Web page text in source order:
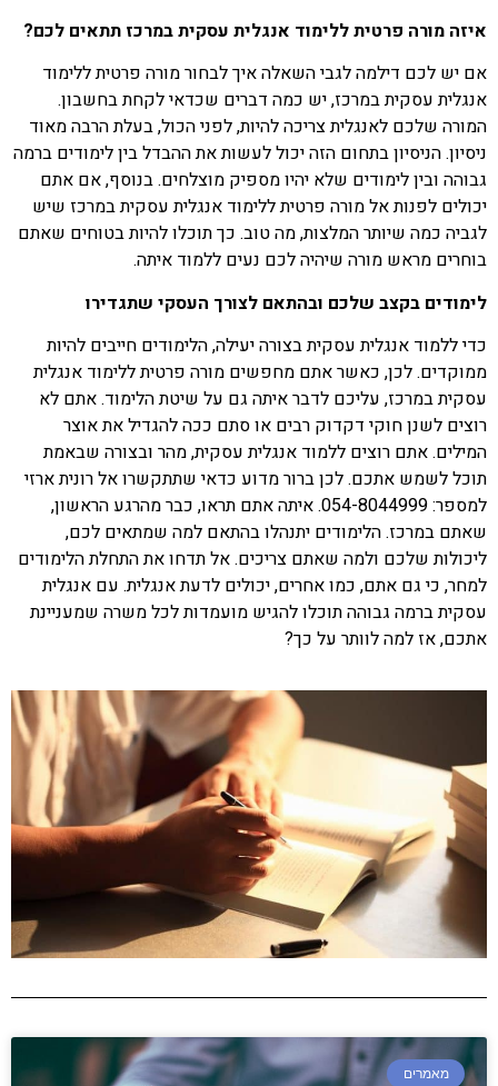
איזה מורה פרטית ללימוד אנגלית עסקית במרכז תתאים לכם?
אם יש לכם דילמה לגבי השאלה איך לבחור מורה פרטית ללימוד
אנגלית עסקית במרכז, יש כמה דברים שכדאי לקחת בחשבון.
המורה שלכם לאנגלית צריכה להיות, לפני הכול, בעלת הרבה מאוד
ניסיון. הניסיון בתחום הזה יכול לעשות את ההבדל בין לימודים ברמה
גבוהה ובין לימודים שלא יהיו מספיק מוצלחים. בנוסף, אם אתם
יכולים לפנות אל מורה פרטית ללימוד אנגלית עסקית במרכז שיש
לגביה כמה שיותר המלצות, מה טוב. כך תוכלו להיות בטוחים שאתם
בוחרים מראש מורה שיהיה לכם נעים ללמוד איתה.
לימודים בקצב שלכם ובהתאם לצורך העסקי שתגדירו
כדי ללמוד אנגלית עסקית בצורה יעילה, הלימודים חייבים להיות
ממוקדים. לכן, כאשר אתם מחפשים מורה פרטית ללימוד אנגלית
עסקית במרכז, עליכם לדבר איתה גם על שיטת הלימוד. אתם לא
רוצים לשנן חוקי דקדוק רבים או סתם ככה להגדיל את אוצר
המילים. אתם רוצים ללמוד אנגלית עסקית, מהר ובצורה שבאמת
תוכל לשמש אתכם. לכן ברור מדוע כדאי שתתקשרו אל רונית ארזי
למספר: 054-8044999. איתה אתם תראו, כבר מהרגע הראשון,
שאתם במרכז. הלימודים יתנהלו בהתאם למה שמתאים לכם,
ליכולות שלכם ולמה שאתם צריכים. אל תדחו את התחלת הלימודים
למחר, כי גם אתם, כמו אחרים, יכולים לדעת אנגלית. עם אנגלית
עסקית ברמה גבוהה תוכלו להגיש מועמדות לכל משרה שמעניינת
אתכם, אז למה לוותר על כך?
מאמרים